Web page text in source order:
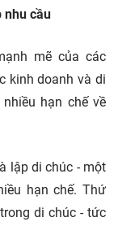
nhu cầu
mẽ của các
kinh doanh và di
hạn chế về
lập di chúc - một
hạn chế. Thứ
di chúc - tức